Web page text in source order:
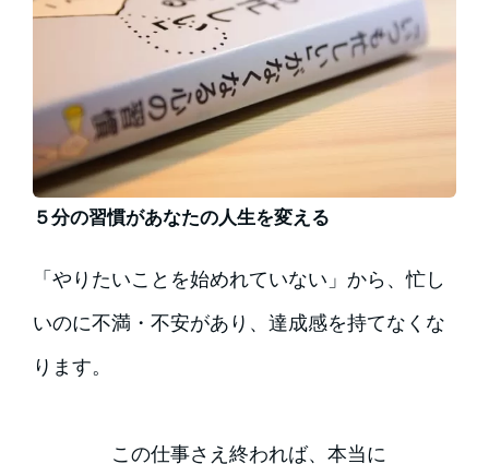
５分の習慣があなたの人生を変える
「やりたいことを始めれていない」から、忙し
いのに不満・不安があり、達成感を持てなくな
ります。
この仕事さえ終われば、本当に